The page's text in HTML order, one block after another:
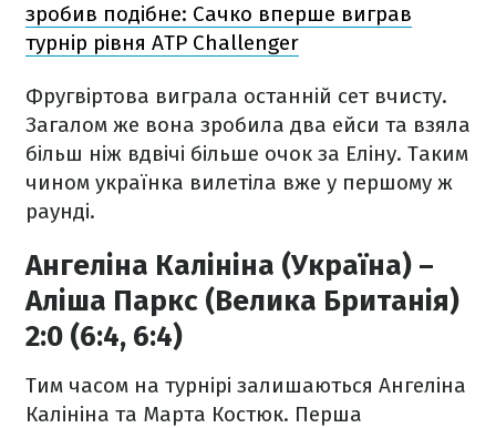
зробив подібне: Сачко вперше виграв
турнір рівня ATP Challenger
Фругвіртова виграла останній сет вчисту.
Загалом же вона зробила два ейси та взяла
більш ніж вдвічі більше очок за Еліну. Таким
чином українка вилетіла вже у першому ж
раунді.
Ангеліна Калініна (Україна) –
Аліша Паркс (Велика Британія)
2:0 (6:4, 6:4)
Тим часом на турнірі залишаються Ангеліна
Калініна та Марта Костюк. Перша